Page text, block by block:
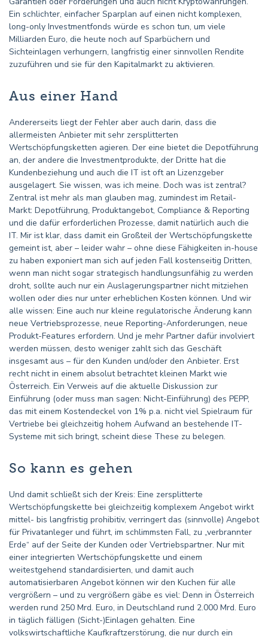
Ein schlichter, einfacher Sparplan auf einen nicht komplexen,
long-only Investmentfonds würde es schon tun, um viele
Milliarden Euro, die heute noch auf Sparbüchern und
Sichteinlagen verhungern, langfristig einer sinnvollen Rendite
zuzuführen und sie für den Kapitalmarkt zu aktivieren.
Aus einer Hand
Andererseits liegt der Fehler aber auch darin, dass die
allermeisten Anbieter mit sehr zersplitterten
Wertschöpfungsketten agieren. Der eine bietet die Depotführung
an, der andere die Investmentprodukte, der Dritte hat die
Kundenbeziehung und auch die IT ist oft an Lizenzgeber
ausgelagert. Sie wissen, was ich meine. Doch was ist zentral?
Zentral ist mehr als man glauben mag, zumindest im Retail-
Markt: Depotführung, Produktangebot, Compliance & Reporting
und die dafür erforderlichen Prozesse, damit natürlich auch die
IT. Mir ist klar, dass damit ein Großteil der Wertschöpfungskette
gemeint ist, aber – leider wahr – ohne diese Fähigkeiten in-house
zu haben exponiert man sich auf jeden Fall kostenseitig Dritten,
wenn man nicht sogar strategisch handlungsunfähig zu werden
droht, sollte auch nur ein Auslagerungspartner nicht mitziehen
wollen oder dies nur unter erheblichen Kosten können. Und wir
alle wissen: Eine auch nur kleine regulatorische Änderung kann
neue Vertriebsprozesse, neue Reporting-Anforderungen, neue
Produkt-Features erfordern. Und je mehr Partner dafür involviert
werden müssen, desto weniger zahlt sich das Geschäft
insgesamt aus – für den Kunden und/oder den Anbieter. Erst
recht nicht in einem absolut betrachtet kleinen Markt wie
Österreich. Ein Verweis auf die aktuelle Diskussion zur
Einführung (oder muss man sagen: Nicht-Einführung) des PEPP,
das mit einem Kostendeckel von 1% p.a. nicht viel Spielraum für
Vertriebe bei gleichzeitig hohem Aufwand an bestehende IT-
Systeme mit sich bringt, scheint diese These zu belegen.
So kann es gehen
Und damit schließt sich der Kreis: Eine zersplitterte
Wertschöpfungskette bei gleichzeitig komplexem Angebot wirkt
mittel- bis langfristig prohibitiv, verringert das (sinnvolle) Angebot
für Privatanleger und führt, im schlimmsten Fall, zu „verbrannter
Erde“ auf der Seite der Kunden oder Vertriebspartner. Nur mit
einer integrierten Wertschöpfungskette und einem
weitestgehend standardisierten, und damit auch
automatisierbaren Angebot können wir den Kuchen für alle
vergrößern – und zu vergrößern gäbe es viel: Denn in Österreich
werden rund 250 Mrd. Euro, in Deutschland rund 2.000 Mrd. Euro
in täglich fälligen (Sicht-)Einlagen gehalten. Eine
volkswirtschaftliche Kaufkraftzerstörung, die nur durch ein